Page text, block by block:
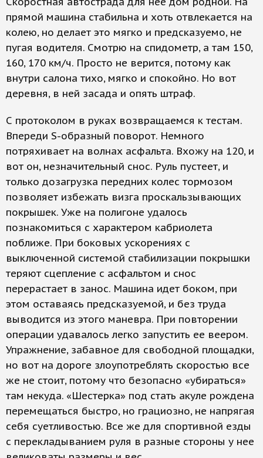
прямой машина стабильна и хоть отвлекается на
колею, но делает это мягко и предсказуемо, не
пугая водителя. Смотрю на спидометр, а там 150,
160, 170 км/ч. Просто не верится, потому как
внутри салона тихо, мягко и спокойно. Но вот
деревня, в ней засада и опять штраф.
С протоколом в руках возвращаемся к тестам.
Впереди S-образный поворот. Немного
потряхивает на волнах асфальта. Вхожу на 120, и
вот он, незначительный снос. Руль пустеет, и
только дозагрузка передних колес тормозом
позволяет избежать визга проскальзывающих
покрышек. Уже на полигоне удалось
познакомиться с характером кабриолета
поближе. При боковых ускорениях с
выключенной системой стабилизации покрышки
теряют сцепление с асфальтом и снос
перерастает в занос. Машина идет боком, при
этом оставаясь предсказуемой, и без труда
выводится из этого маневра. При повторении
операции удавалось легко запустить ее веером.
Упражнение, забавное для свободной площадки,
но вот на дороге злоупотреблять скоростью все
же не стоит, потому что безопасно «убираться»
там некуда. «Шестерка» под стать акуле рождена
перемещаться быстро, но грациозно, не напрягая
себя суетливостью. Все же для спортивной езды
с перекладыванием руля в разные стороны у нее